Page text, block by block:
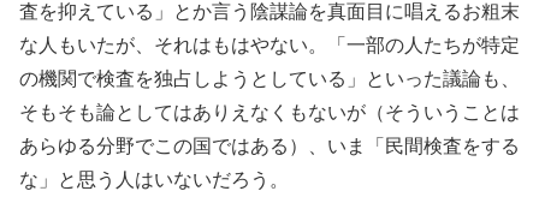
査を抑えている」とか言う陰謀論を真面目に唱えるお粗末
な人もいたが、それはもはやない。「一部の人たちが特定
の機関で検査を独占しようとしている」といった議論も、
そもそも論としてはありえなくもないが（そういうことは
あらゆる分野でこの国ではある）、いま「民間検査をする
な」と思う人はいないだろう。